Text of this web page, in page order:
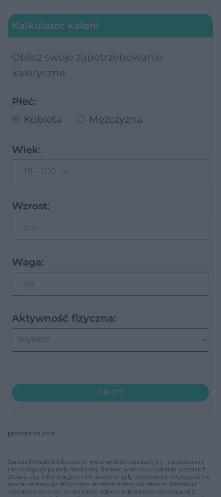
Kalkulator kalorii
Oblicz swoje zapotrzebowanie
kaloryczne
Płeć:
Kobieta
Mężczyzna
Wiek:
18 - 100 lat
Wzrost:
cm
Waga:
kg
Aktywność fizyczna:
OBLICZ
prevention.com
Serwis PoradnikZdrowie.pl ma charakter edukacyjny, nie stanowi i
nie zastępuje porady lekarskiej. Redakcja serwisu dokłada wszelkich
starań, aby informacje w nim zawarte były poprawne merytorycznie,
jednakże decyzja dotycząca leczenia należy do lekarza. Redakcja i
wydawca serwisu nie ponoszą odpowiedzialności wynikającej z